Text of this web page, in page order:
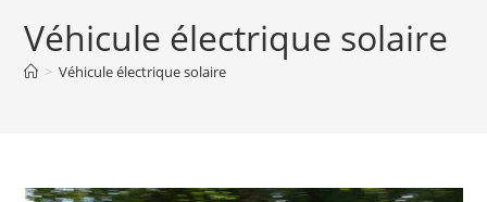
Véhicule électrique solaire
> Véhicule électrique solaire